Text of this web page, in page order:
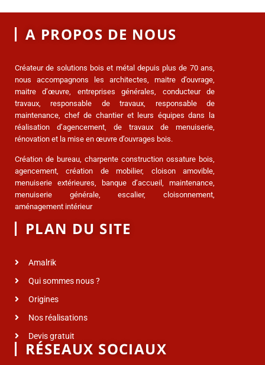
A PROPOS DE NOUS
Créateur de solutions bois et métal depuis plus de 70 ans,
nous accompagnons les architectes, maitre d’ouvrage,
maitre d’œuvre, entreprises générales, conducteur de
travaux, responsable de travaux, responsable de
maintenance, chef de chantier et leurs équipes dans la
réalisation d’agencement, de travaux de menuiserie,
rénovation et la mise en œuvre d’ouvrages bois.
Création de bureau, charpente construction ossature bois,
agencement, création de mobilier, cloison amovible,
menuiserie extérieures, banque d’accueil, maintenance,
menuiserie générale, escalier, cloisonnement,
aménagement intérieur
PLAN DU SITE
Amalrik
Qui sommes nous ?
Origines
Nos réalisations
Devis gratuit
RÉSEAUX SOCIAUX